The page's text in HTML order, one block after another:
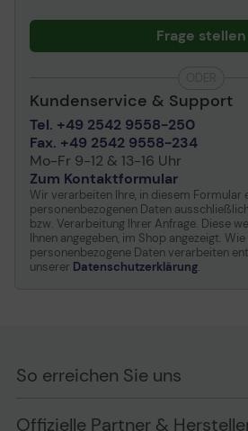
Frage stellen
Kundenservice & Support
Tel. +49 2542 9558-250
Fax. +49 2542 9558-234
Mo-Fr 9-12 & 13-16 Uhr
Zum Kontaktformular
Wir verarbeiten Ihre, in diesem Formular
personenbezogenen Daten
bzw. Verarbeitung Ihrer Anfrage. Diese
Ihnen angegeben, im Shop angezeigt.
personenbezogene Daten verarbeiten
unserer Datenschutzerklärung.
Offizielle Partner &
So erreichen Sie uns
Schlesierring 35